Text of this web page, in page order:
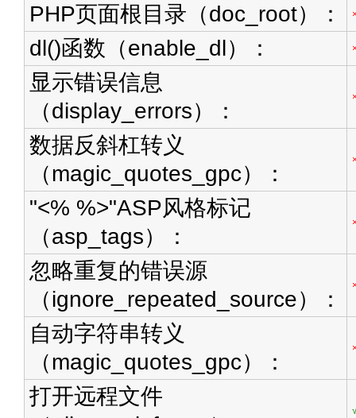
PHP页面根目录（doc_root）：
dl()函数（enable_dl）：
显示错误信息
（display_errors）：
数据反斜杠转义
（magic_quotes_gpc）：
"<% %>"ASP风格标记
（asp_tags）：
忽略重复的错误源
（ignore_repeated_source）：
自动字符串转义
（magic_quotes_gpc）：
打开远程文件